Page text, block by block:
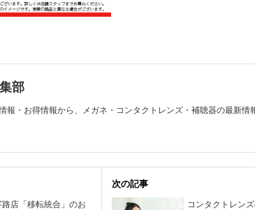
部
報・お得情報から、メガネ・コンタクトレンズ・補聴器の最新情
店「移転統合」のお
次の記事
コンタクトレン